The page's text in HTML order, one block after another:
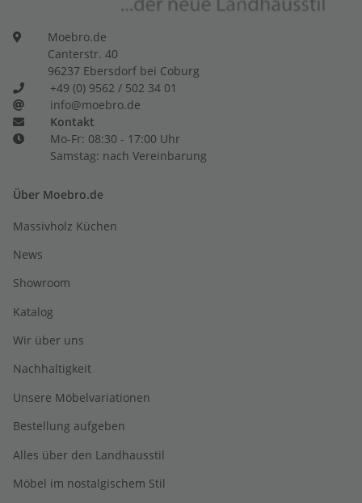
Moebro.de
Canterstr. 40
96237 Ebersdorf bei Coburg
+49 (0) 9562 / 502 34 01
info@moebro.de
Kontakt
Mo-Fr: 08:30 - 17:00 Uhr
Samstag: nach Vereinbarung
Über Moebro.de
Massivholz Küchen
News
Showroom
Katalog
Wir über uns
Nachhaltigkeit
Unsere Möbelvariationen
Bestellung aufgeben
Alles über den Landhausstil
Möbel im nostalgischem Stil